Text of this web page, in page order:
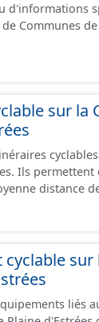
d'informations
Communes
sur la
territoire
distance
ou jalonnement
mais une
ils peuvent
comprend uniquement les
cyclable
liés